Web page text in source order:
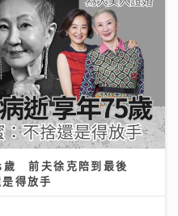
歲 前夫徐克陪到最後
得放手